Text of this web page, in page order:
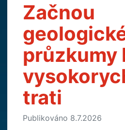
Začnou
průzkumy
trati
Publikováno 8.7.2026